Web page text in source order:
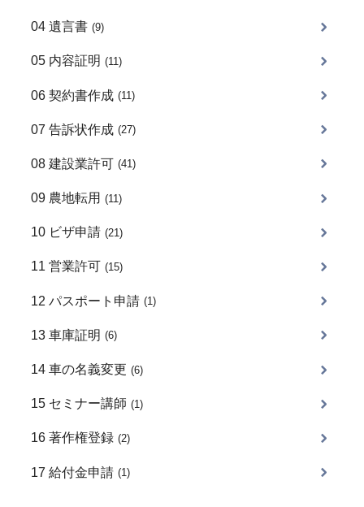
04 遺言書 (9)
05 内容証明 (11)
06 契約書作成 (11)
07 告訴状作成 (27)
08 建設業許可 (41)
09 農地転用 (11)
10 ビザ申請 (21)
11 営業許可 (15)
12 パスポート申請 (1)
13 車庫証明 (6)
14 車の名義変更 (6)
15 セミナー講師 (1)
16 著作権登録 (2)
17 給付金申請 (1)